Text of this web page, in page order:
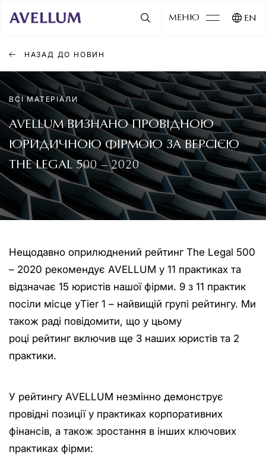
МЕНЮ EN
НАЗАД ДО НОВИН
ВСІ МАТЕРІАЛИ
AVELLUM ВИЗНАНО ПРОВІДНОЮ
ЮРИДИЧНОЮ ФІРМОЮ ЗА ВЕРСІЄЮ
THE LEGAL 500 – 2020
Нещодавно оприлюднений рейтинг The Legal 500
– 2020 рекомендує AVELLUM у 11 практиках та
відзначає 15 юристів нашої фірми. 9 з 11 практик
посіли місце уTier 1 – найвищій групі рейтингу. Ми
також раді повідомити, що у цьому
році рейтинг включив ще 3 наших юристів та 2
практики.
У рейтингу AVELLUM незмінно демонструє
провідні позиції у практиках корпоративних
фінансів, а також зростання в інших ключових
практиках фірми: